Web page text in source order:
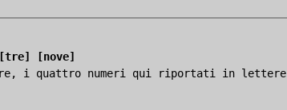
[tre]
[nove]
i quattro numeri qui riportati in lettere